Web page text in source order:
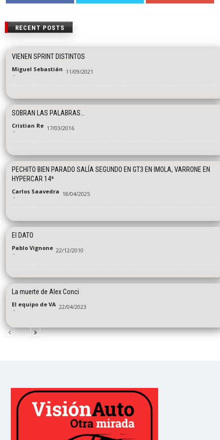
RECENT POSTS
VIENEN SPRINT DISTINTOS
Miguel Sebastián
- 11/09/2021
SOBRAN LAS PALABRAS…
Cristian Re
- 17/03/2016
PECHITO BIEN PARADO SALÍA SEGUNDO EN GT3 EN IMOLA, VARRONE EN
HYPERCAR 14ª
Carlos Saavedra
- 18/04/2025
El DATO
Pablo Vignone
- 22/12/2010
La muerte de Alex Conci
El equipo de VA
- 22/04/2023